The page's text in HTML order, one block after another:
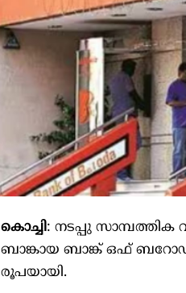
കൊച്ചി: നടപ്പു
ബാങ്കായ ബാങ്ക് ഒഫ്
രൂപയായി.